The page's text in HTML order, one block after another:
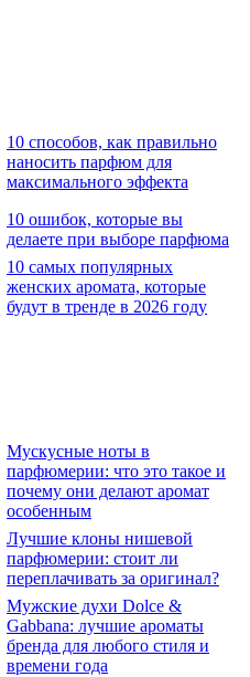
10 способов, как правильно
наносить парфюм для
максимального эффекта
10 ошибок, которые вы
делаете при выборе парфюма
10 самых популярных
женских аромата, которые
будут в тренде в 2026 году
Мускусные ноты в
парфюмерии: что это такое и
почему они делают аромат
особенным
Лучшие клоны нишевой
парфюмерии: стоит ли
переплачивать за оригинал?
Мужские духи Dolce &
Gabbana: лучшие ароматы
бренда для любого стиля и
времени года